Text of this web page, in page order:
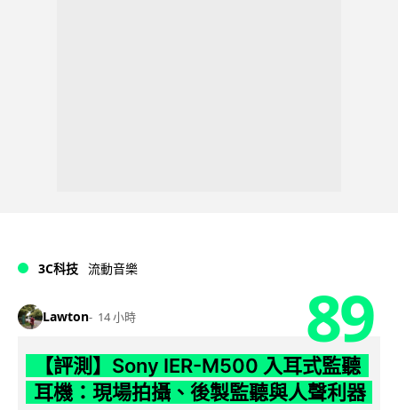
3C科技 流動音樂
Lawton 14 小時 89
【評測】Sony IER-M500 入耳式監聽
耳機：現場拍攝、後製監聽與人聲利器